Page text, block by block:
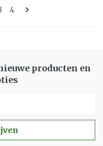
pagina
Pagina
4
producten en